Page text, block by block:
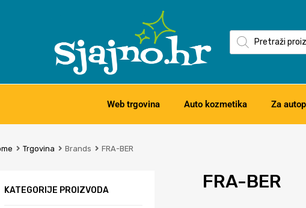
Web trgovina Auto kozmetika Za
Trgovina Brands FRA-BER
FRA-BER
KATEGORIJE PROIZVODA